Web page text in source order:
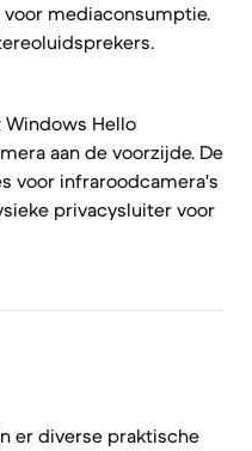
mediaconsumptie.
Windows Hello
aan de voorzijde. De
voor infraroodcamera's
privacysluiter voor
er diverse praktische